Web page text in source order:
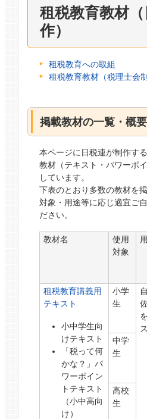
租税教育教材（
作）
租税教育への取組
租税教育教材（税理士会制
掲載教材の一覧・概要
本ページに日税連が制作す
教材（テキスト・パワーポ
しています。
下表のとおり多数の教材を
対象・用途等に応じ適宜ご
ださい。
教材名
使用
対象
租税教育講義用
テキスト
小中学生向
けテキスト
「税って何
かな？」パ
ワーポイン
トテキスト
（小中高向
け）
小学
生
中学
生
高校
生